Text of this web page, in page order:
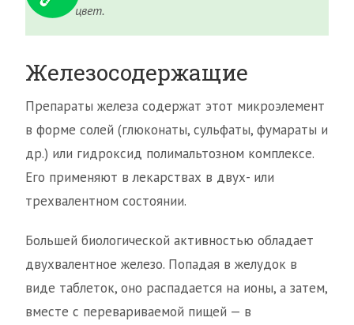
цвет.
Железосодержащие
Препараты железа содержат этот микроэлемент
в форме солей (глюконаты, сульфаты, фумараты и
др.) или гидроксид полимальтозном комплексе.
Его применяют в лекарствах в двух- или
трехвалентном состоянии.
Большей биологической активностью обладает
двухвалентное железо. Попадая в желудок в
виде таблеток, оно распадается на ионы, а затем,
вместе с перевариваемой пищей — в